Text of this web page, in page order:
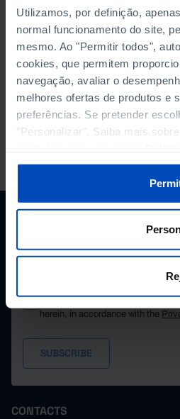
Utilizamos, por definição,
normal funcionamento do site,
mesmo. Ao "Permitir todos",
cookies, que permitem
navegação, avaliar o
melhores ofertas de produtos e
preferências. Se pretender
"Personalizar". Saiba mais
Main crops prodution in Portugal
PORDATA IS A PROJECT OF THE
SANTOS.
SUBSCRIBE TO
STAY IN THE LOOP.
I consent to the processing of my
herein, in accordance with the
CONTACTS